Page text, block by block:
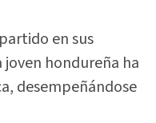
en sus
joven hondureña ha
desempeñándose